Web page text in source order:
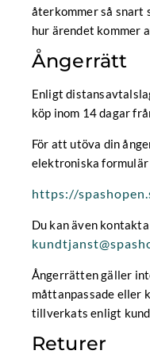
återkommer så snart
hur ärendet kommer
Ångerrätt
Enligt
köp inom 14 dagar
För att utöva din
elektroniska
https://
Du kan även
Ångerrätten gäller
måttanpassade eller
tillverkats enligt
Returer